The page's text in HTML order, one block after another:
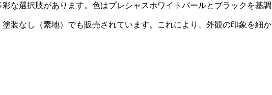
な選択肢があります。色はプレシャスホワイトパールとブラックを基調
装なし（素地）でも販売されています。これにより、外観の印象を細か